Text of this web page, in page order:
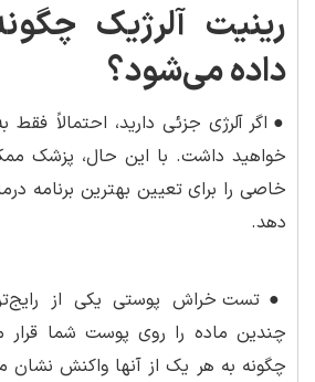
رینیت آلرژیک
داده می‌شود؟
● اگر آلرژی جزئی دارید، احتمالاً فقط
خواهید داشت. با این حال، پزشک
خاصی را برای تعیین بهترین برنامه
دهد.
●تست خراش پوستی یکی از
چندین ماده را روی پوست شما قرار
چگونه به هر یک از آنها واکنش نشان